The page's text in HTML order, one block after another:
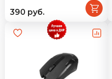
390 руб.